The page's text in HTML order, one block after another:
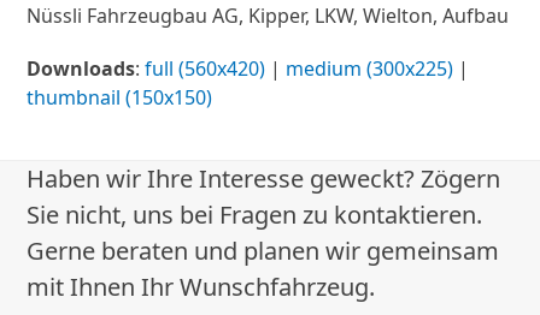
Nüssli Fahrzeugbau AG, Kipper, LKW, Wielton, Aufbau
Downloads:full (560x420) | medium (300x225) |
thumbnail (150x150)
Haben wir Ihre Interesse geweckt? Zögern
Sie nicht, uns bei Fragen zu kontaktieren.
Gerne beraten und planen wir gemeinsam
mit Ihnen Ihr Wunschfahrzeug.